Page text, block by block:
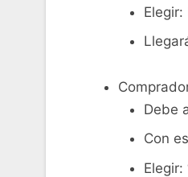
Debe
Con
Elegir: